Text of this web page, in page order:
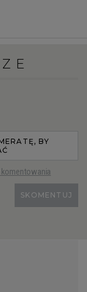
BY
SKOMENTUJ